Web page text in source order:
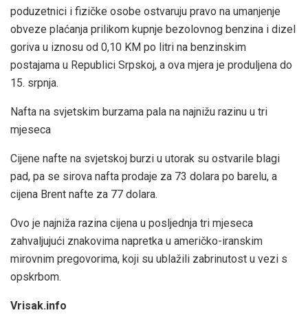
poduzetnici i fizičke osobe ostvaruju pravo na umanjenje
obveze plaćanja prilikom kupnje bezolovnog benzina i dizel
goriva u iznosu od 0,10 KM po litri na benzinskim
postajama u Republici Srpskoj, a ova mjera je produljena do
15. srpnja.
Nafta na svjetskim burzama pala na najnižu razinu u tri
mjeseca
Cijene nafte na svjetskoj burzi u utorak su ostvarile blagi
pad, pa se sirova nafta prodaje za 73 dolara po barelu, a
cijena Brent nafte za 77 dolara.
Ovo je najniža razina cijena u posljednja tri mjeseca
zahvaljujući znakovima napretka u američko-iranskim
mirovnim pregovorima, koji su ublažili zabrinutost u vezi s
opskrbom.
Vrisak.info